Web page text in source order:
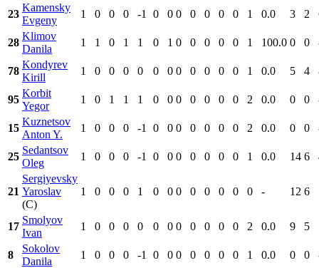
23
Kamensky
Evgeny
1 0 0 0 -1 0 0 0 0 0 0 0 1 0.0 3 2
28
Klimov
Danila
1 1 0 1 1 0 1 0 0 0 0 0 1 100.0 0 0
78
Kondyrev
Kirill
1 0 0 0 0 0 0 0 0 0 0 0 1 0.0 5 4
95
Korbit
Yegor
1 0 1 1 1 0 0 0 0 0 0 0 2 0.0 0 0
15
Kuznetsov
Anton Y.
1 0 0 0 -1 0 0 0 0 0 0 0 2 0.0 0 0
25
Sedantsov
Oleg
1 0 0 0 -1 0 0 0 0 0 0 0 1 0.0 14 6
21
Sergiyevsky
Yaroslav
(C)
1 0 0 0 1 0 0 0 0 0 0 0 0 - 12 6
17
Smolyov
Ivan
1 0 0 0 0 0 0 0 0 0 0 0 2 0.0 9 5
8
Sokolov
Danila
1 0 0 0 -1 0 0 0 0 0 0 0 1 0.0 0 0